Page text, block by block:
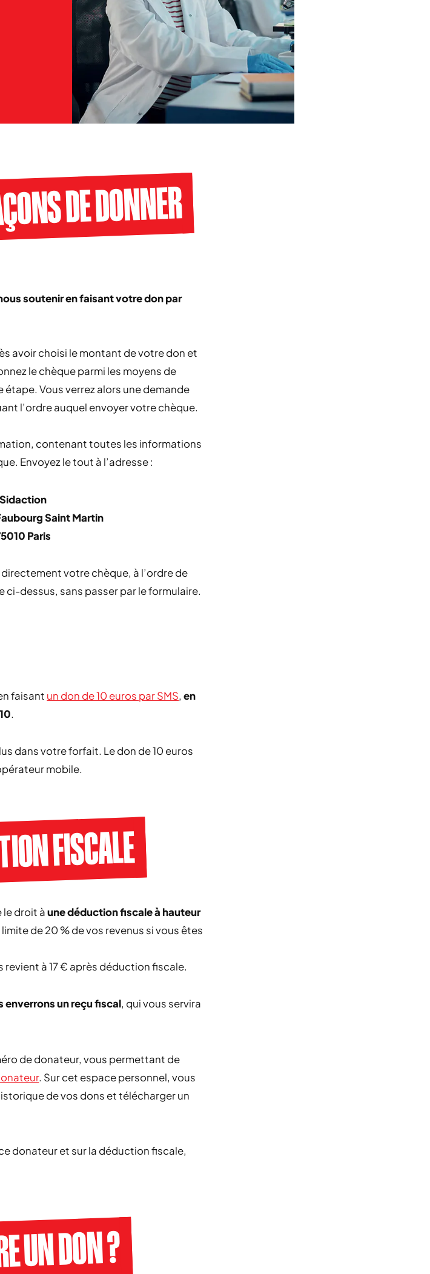
DE DONNER
soutenir en faisant votre don par
avoir choisi le montant de votre don et
le chèque parmi les moyens de
Vous verrez alors une demande
l’ordre auquel envoyer votre chèque.
contenant toutes les informations
Envoyez le tout à l’adresse :
Sidaction
Saint Martin
Paris
votre chèque, à l’ordre de
ci-dessus, sans passer par le formulaire.
faisant un don de 10 euros par SMS,en
.
dans votre forfait. Le don de 10 euros
mobile.
FISCALE
le droit àune déduction fiscale à hauteur
limite de 20 % de vos revenus si vous êtes
revient à 17 € après déduction fiscale.
enverrons un reçu fiscal, qui vous servira
de donateur, vous permettant de
. Sur cet espace personnel, vous
de vos dons et télécharger un
donateur et sur la déduction fiscale,
UN DON ?